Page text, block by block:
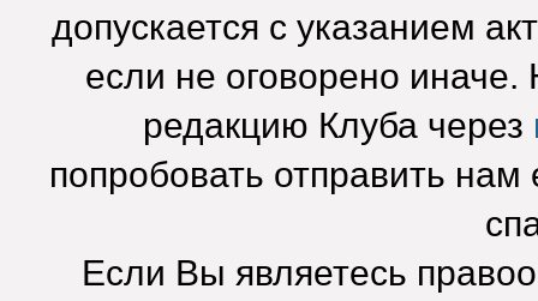
допускается с указанием
если не оговорено
редакцию Клуба через
попробовать отправить нам
Если Вы являетесь